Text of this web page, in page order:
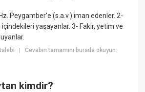
Peygamber'e (s.a.v.) iman edenler. 2-
içindekileri yaşayanlar. 3- Fakir, yetim ve
|Cevabın tamamını burada okuyun:
kimdir?